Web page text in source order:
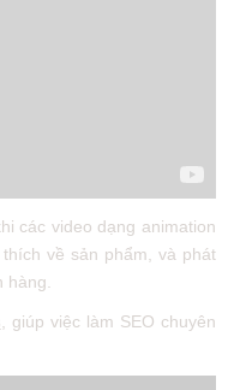
các video dạng animation
về sản phẩm, và phát
, giúp việc làm SEO chuyên